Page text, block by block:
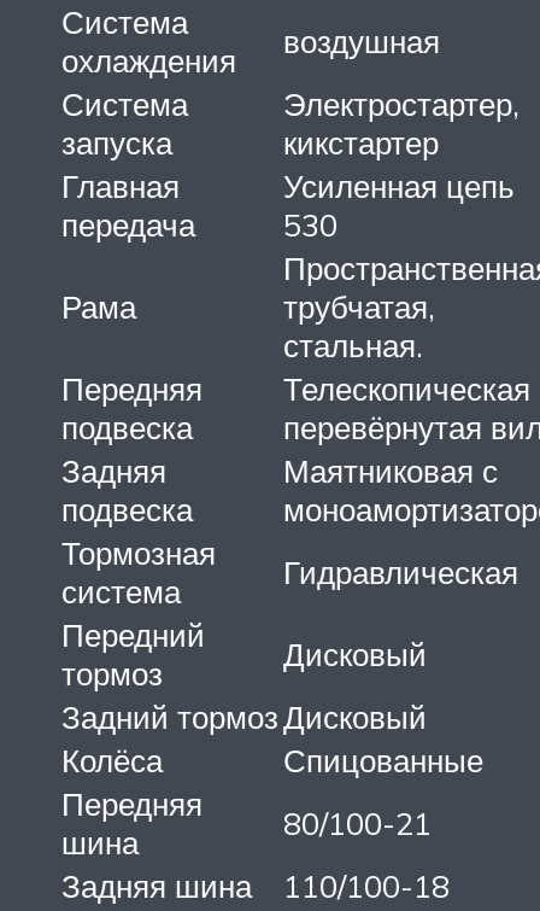
Система
охлаждения
воздушная
Система
запуска
Электростартер,
кикстартер
Главная
передача
Усиленная цепь
530
Рама
трубчатая,
стальная.
Передняя
подвеска
Телескопическая
перевёрнутая
Задняя
подвеска
Маятниковая с
Тормозная
система
Гидравлическая
Передний
тормоз
Дисковый
Задний тормозДисковый
Колёса
Спицованные
Передняя
шина
80/100-21
Задняя шина
110/100-18